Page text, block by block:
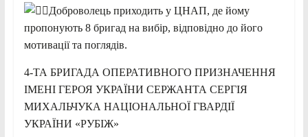
Доброволець приходить у ЦНАП, де йому
пропонують 8 бригад на вибір, відповідно до його
мотивації та поглядів.
4-ТА БРИГАДА ОПЕРАТИВНОГО ПРИЗНАЧЕННЯ
ІМЕНІ ГЕРОЯ УКРАЇНИ СЕРЖАНТА СЕРГІЯ
МИХАЛЬЧУКА НАЦІОНАЛЬНОЇ ГВАРДІЇ
УКРАЇНИ «РУБІЖ»